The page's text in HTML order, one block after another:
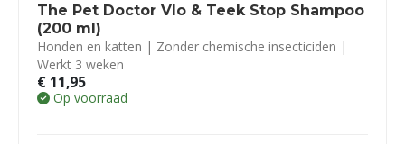
The Pet Doctor Vlo & Teek Stop Shampoo
(200 ml)
Honden en katten | Zonder chemische insecticiden |
Werkt 3 weken
€ 11,95
Op voorraad